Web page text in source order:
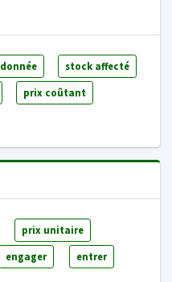
donnée stock affecté
prix coûtant
prix unitaire
engager entrer